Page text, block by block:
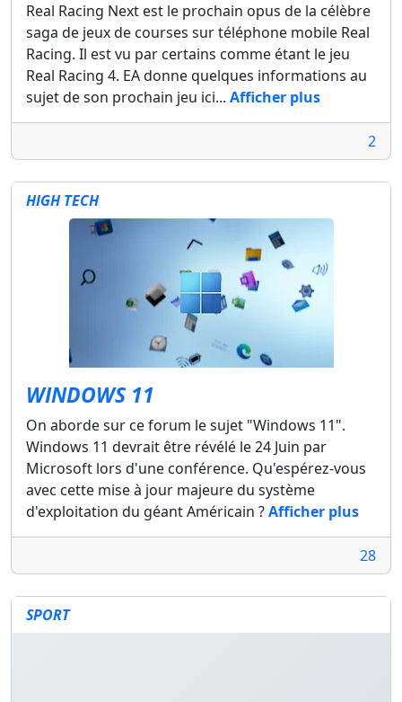
Real Racing Next est le prochain opus de la célèbre
saga de jeux de courses sur téléphone mobile Real
Racing. Il est vu par certains comme étant le jeu
Real Racing 4. EA donne quelques informations au
sujet de son prochain jeu ici... Afficher plus
2
HIGH TECH
WINDOWS 11
On aborde sur ce forum le sujet "Windows 11".
Windows 11 devrait être révélé le 24 Juin par
Microsoft lors d'une conférence. Qu'espérez-vous
avec cette mise à jour majeure du système
d'exploitation du géant Américain ?Afficher plus
28
SPORT